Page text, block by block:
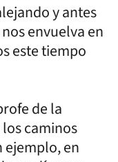
y antes
envuelva en
este tiempo
de la
caminos
ejemplo, en